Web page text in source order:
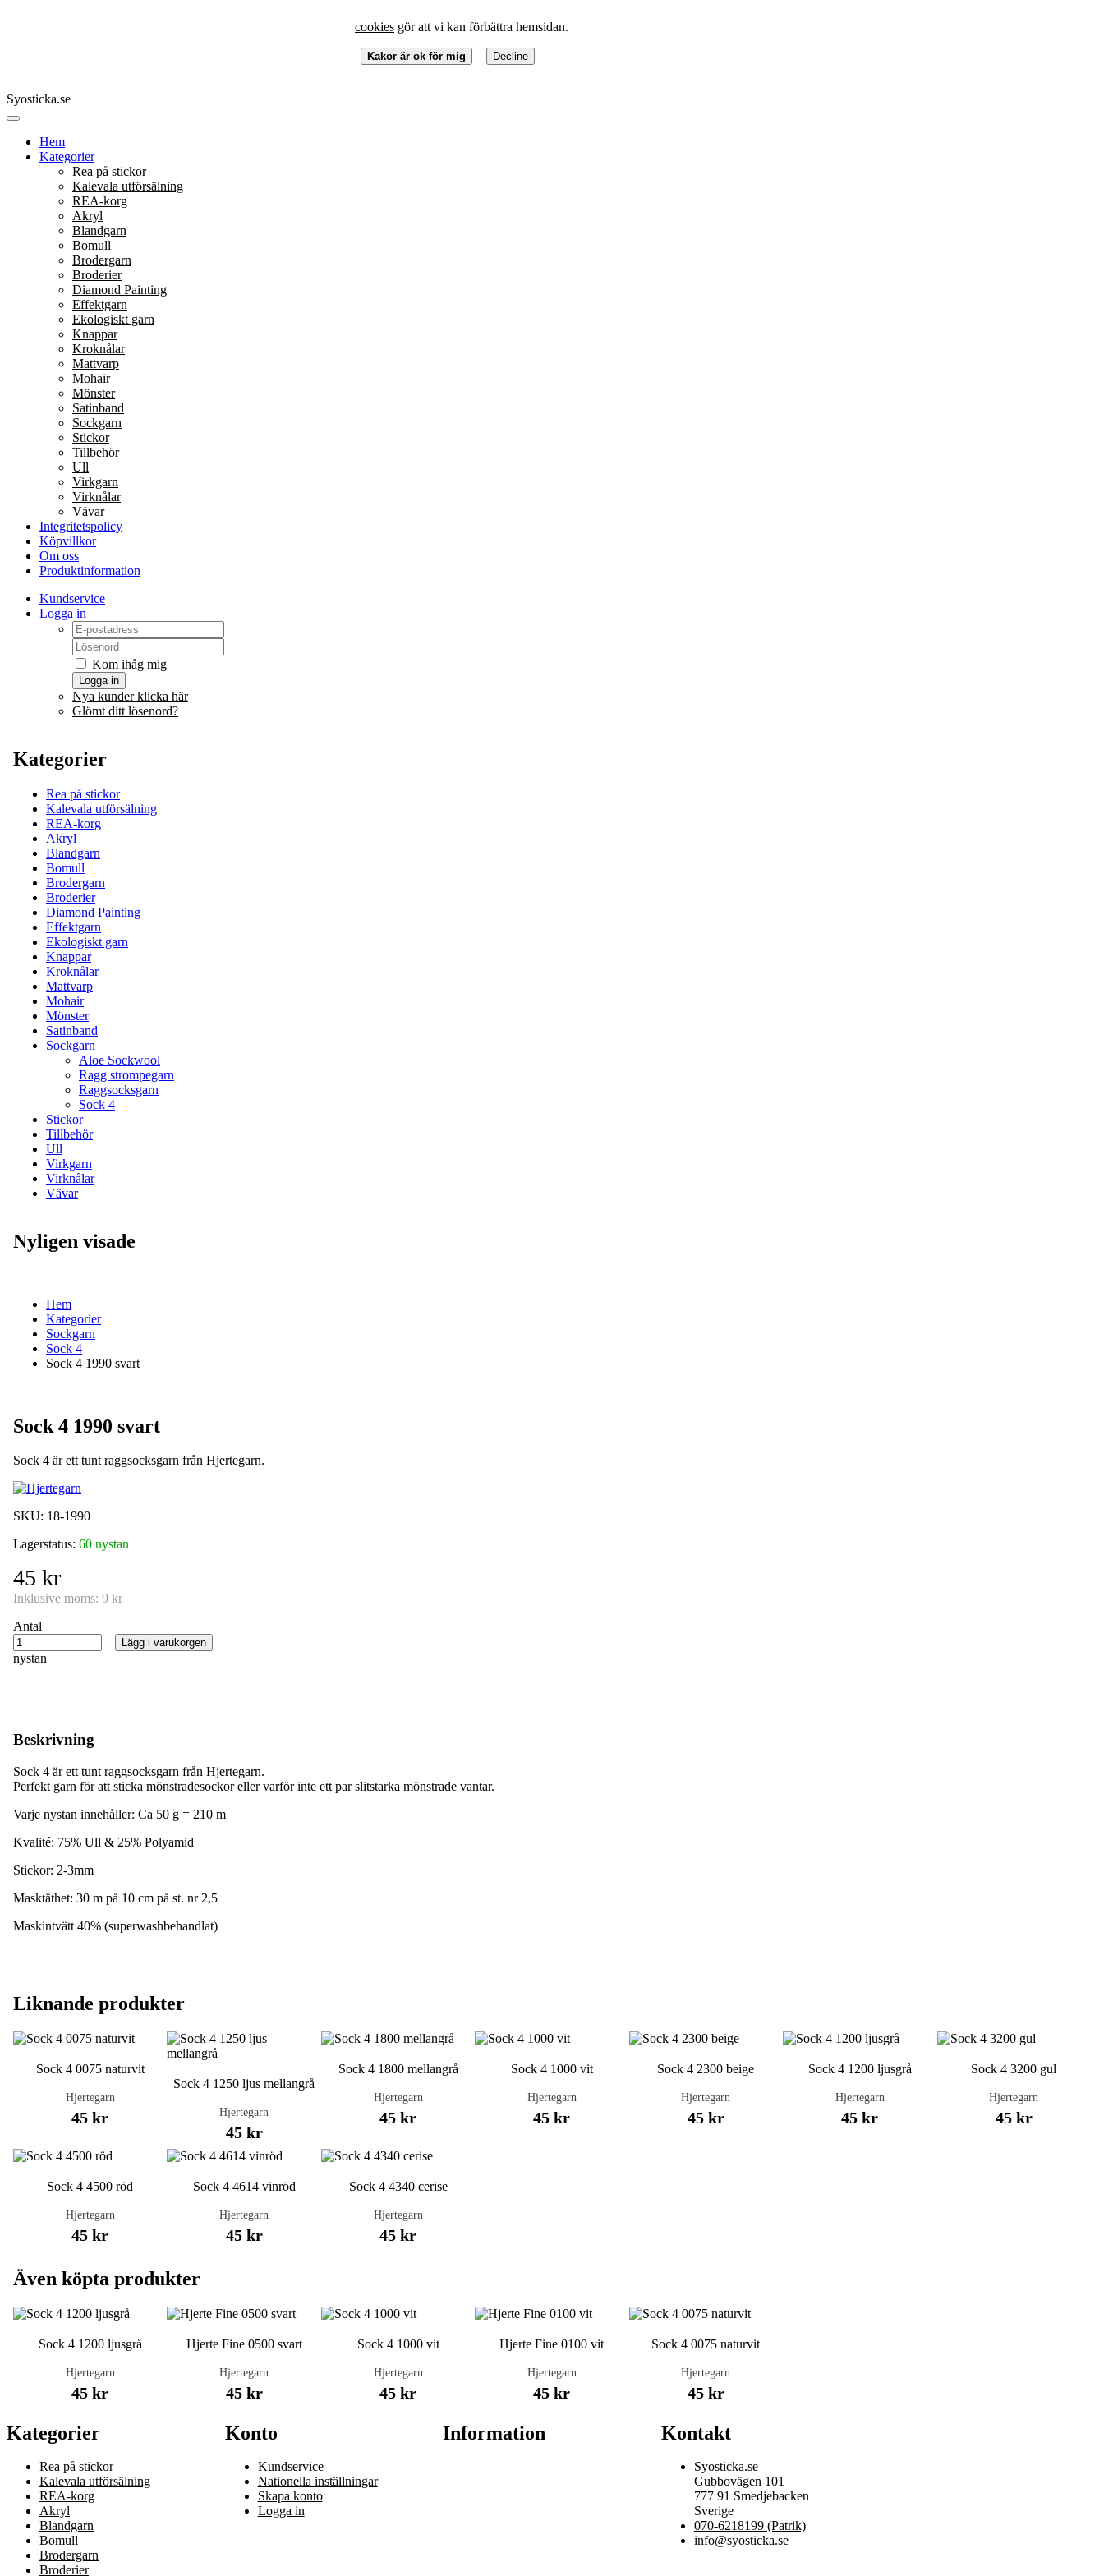
Syosticka.se
Hem
Kategorier
Rea på stickor
Kalevala utförsälning
REA-korg
Akryl
Blandgarn
Bomull
Brodergarn
Broderier
Diamond Painting
Effektgarn
Ekologiskt garn
Knappar
Kroknålar
Mattvarp
Mohair
Mönster
Satinband
Sockgarn
Stickor
Tillbehör
Ull
Virkgarn
Virknålar
Vävar
Integritetspolicy
Köpvillkor
Om oss
Produktinformation
Kundservice
Logga in
Kom ihåg mig
Logga in
Nya kunder klicka här
Glömt ditt lösenord?
Kategorier
Rea på stickor
Kalevala utförsälning
REA-korg
Akryl
Blandgarn
Bomull
Brodergarn
Broderier
Diamond Painting
Effektgarn
Ekologiskt garn
Knappar
Kroknålar
Mattvarp
Mohair
Mönster
Satinband
Sockgarn
Aloe Sockwool
Ragg strompegarn
Raggsocksgarn
Sock 4
Stickor
Tillbehör
Ull
Virkgarn
Virknålar
Vävar
Nyligen visade
Hem
Kategorier
Sockgarn
Sock 4
Sock 4 1990 svart
Sock 4 1990 svart
Sock 4 är ett tunt raggsocksgarn från Hjertegarn.
SKU: 18-1990
Lagerstatus: 60 nystan
45 kr
Inklusive moms: 9 kr
Antal
nystan
Lägg i varukorgen
Beskrivning
Sock 4 är ett tunt raggsocksgarn från Hjertegarn.
Perfekt garn för att sticka mönstradesockor eller varför inte ett par slitstarka mönstrade vantar.
Varje nystan innehåller: Ca 50 g = 210 m
Kvalité: 75% Ull & 25% Polyamid
Stickor: 2-3mm
Masktäthet: 30 m på 10 cm på st. nr 2,5
Maskintvätt 40% (superwashbehandlat)
Liknande produkter
Sock 4 0075 naturvit
Hjertegarn
45 kr
Sock 4 1250 ljus mellangrå
Hjertegarn
45 kr
Sock 4 1800 mellangrå
Hjertegarn
45 kr
Sock 4 1000 vit
Hjertegarn
45 kr
Sock 4 2300 beige
Hjertegarn
45 kr
Sock 4 1200 ljusgrå
Hjertegarn
45 kr
Sock 4 3200 gul
Hjertegarn
45 kr
Sock 4 4500 röd
Hjertegarn
45 kr
Sock 4 4614 vinröd
Hjertegarn
45 kr
Sock 4 4340 cerise
Hjertegarn
45 kr
Även köpta produkter
Sock 4 1200 ljusgrå
Hjertegarn
45 kr
Hjerte Fine 0500 svart
Hjertegarn
45 kr
Sock 4 1000 vit
Hjertegarn
45 kr
Hjerte Fine 0100 vit
Hjertegarn
45 kr
Sock 4 0075 naturvit
Hjertegarn
45 kr
cookies gör att vi kan förbättra hemsidan.
Kakor är ok för mig Decline
Kategorier
Rea på stickor
Kalevala utförsälning
REA-korg
Akryl
Blandgarn
Bomull
Brodergarn
Broderier
Konto
Kundservice
Nationella inställningar
Skapa konto
Logga in
Information Kontakt
Syosticka.se
Gubbovägen 101
777 91 Smedjebacken
Sverige
070-6218199 (Patrik)
info@syosticka.se